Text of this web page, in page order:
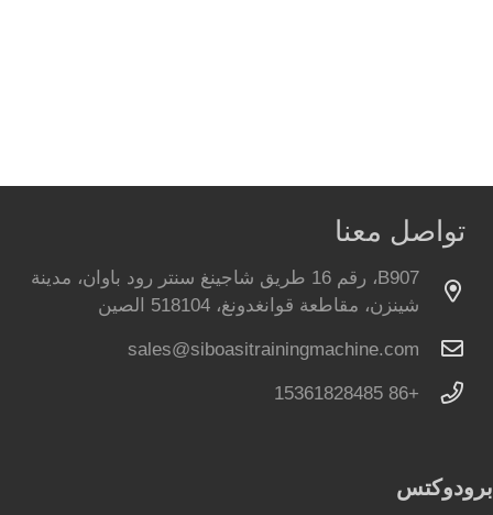
تواصل معنا
B907، رقم 16 طريق شاجينغ سنتر رود باوان، مدينة
شينزن، مقاطعة قوانغدونغ، 518104 الصين
sales@siboasitrainingmachine.com
+86 15361828485
برودوكتس